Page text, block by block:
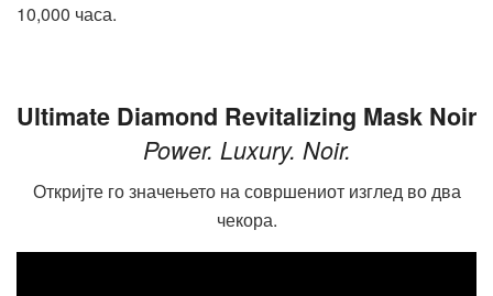
10,000 часа.
Ultimate Diamond Revitalizing Mask Noir
Power. Luxury. Noir.
Откријте го значењето на совршениот изглед во два
чекора.